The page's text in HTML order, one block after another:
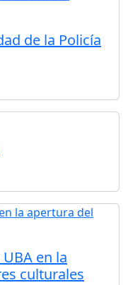
de la Policía
en la
culturales